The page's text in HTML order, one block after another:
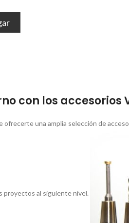
con los accesorios
ofrecerte una amplia selección de
proyectos al siguiente nivel.